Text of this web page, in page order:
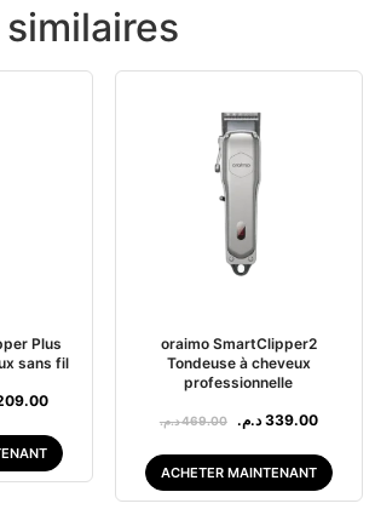
Plus
sans fil
oraimo SmartClipper2
Tondeuse à cheveux
professionnelle
469.00د.م. 339.00 د.م.
ACHETER MAINTENANT